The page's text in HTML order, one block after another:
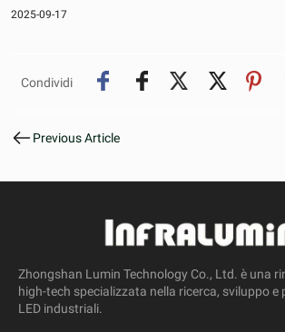
2025-09-17
Condividi
Previous Article
Zhongshan Lumin Technology Co., Ltd. è una
high-tech specializzata nella ricerca, sviluppo e
LED industriali.